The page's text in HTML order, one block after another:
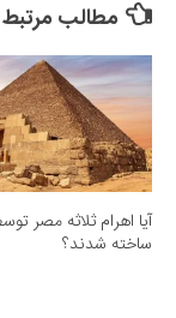
مطالب
آیا اهرام ثلاثه مصر
ساخته شدند؟